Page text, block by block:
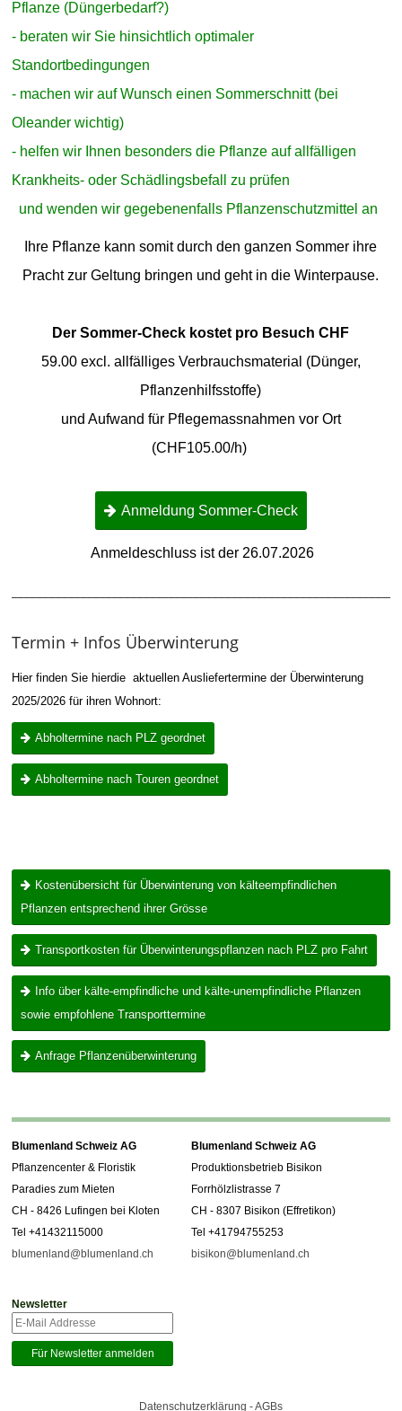
Pflanze (Düngerbedarf?)
- beraten wir Sie hinsichtlich optimaler
Standortbedingungen
- machen wir auf Wunsch einen Sommerschnitt (bei
Oleander wichtig)
- helfen wir Ihnen besonders die Pflanze auf allfälligen
Krankheits- oder Schädlingsbefall zu prüfen
und wenden wir gegebenenfalls Pflanzenschutzmittel an
Ihre Pflanze kann somit durch den ganzen Sommer ihre
Pracht zur Geltung bringen und geht in die Winterpause.
Der Sommer-Check kostet pro Besuch CHF
59.00 excl. allfälliges Verbrauchsmaterial (Dünger,
Pflanzenhilfsstoffe)
und Aufwand für Pflegemassnahmen vor Ort
(CHF105.00/h)
Anmeldung Sommer-Check
Anmeldeschluss ist der 26.07.2026
Termin + Infos Überwinterung
Hier finden Sie hierdie aktuellen Ausliefertermine der Überwinterung
2025/2026 für ihren Wohnort:
Abholtermine nach PLZ geordnet
Abholtermine nach Touren geordnet
Kostenübersicht für Überwinterung von kälteempfindlichen
Pflanzen entsprechend ihrer Grösse
Transportkosten für Überwinterungspflanzen nach PLZ pro Fahrt
Info über kälte-empfindliche und kälte-unempfindliche Pflanzen
sowie empfohlene Transporttermine
Anfrage Pflanzenüberwinterung
Blumenland Schweiz AG
Pflanzencenter & Floristik
Paradies zum Mieten
CH - 8426 Lufingen bei Kloten
Tel +41432115000
blumenland@blumenland.ch
Blumenland Schweiz AG
Produktionsbetrieb Bisikon
Forrhölzlistrasse 7
CH - 8307 Bisikon (Effretikon)
Tel +41794755253
bisikon@blumenland.ch
Newsletter
Datenschutzerklärung - AGBs